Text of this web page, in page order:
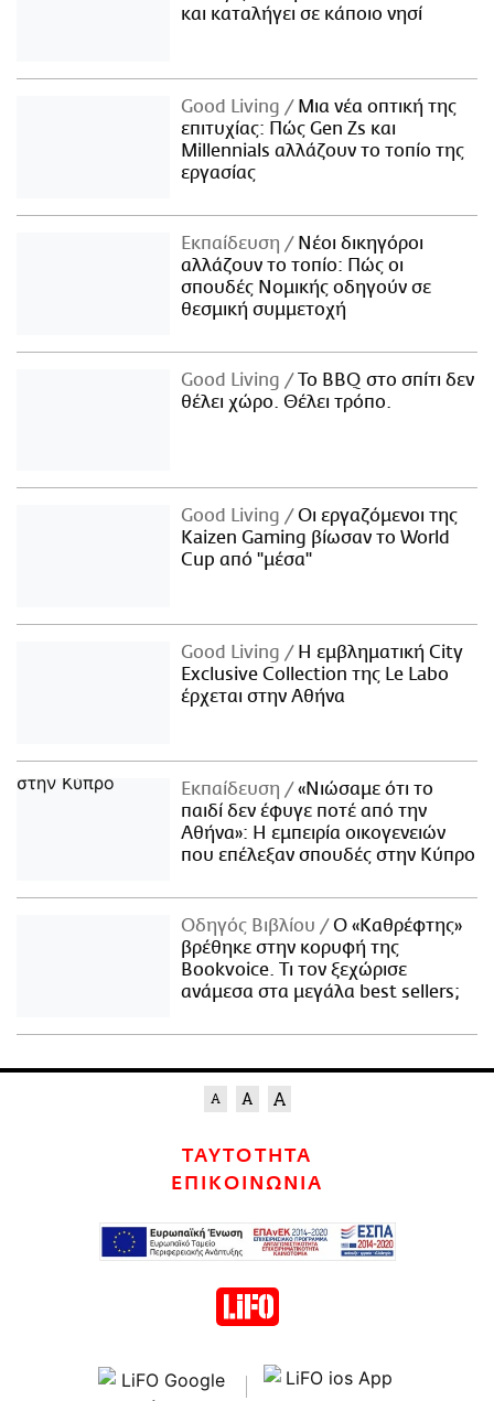
και καταλήγει σε κάποιο νησί
Good Living
Μια νέα οπτική της
επιτυχίας: Πώς Gen Zs και
Millennials αλλάζουν το τοπίο της
εργασίας
Εκπαίδευση
Νέοι δικηγόροι
αλλάζουν το τοπίο: Πώς οι
σπουδές Νομικής οδηγούν σε
θεσμική συμμετοχή
Good Living
Το BBQ στο σπίτι δεν
θέλει χώρο. Θέλει τρόπο.
Good Living
Οι εργαζόμενοι της
Kaizen Gaming βίωσαν το World
Cup από "μέσα"
Good Living
Η εμβληματική City
Exclusive Collection της Le Labo
έρχεται στην Αθήνα
Εκπαίδευση
«Νιώσαμε ότι το
παιδί δεν έφυγε ποτέ από την
Αθήνα»: Η εμπειρία οικογενειών
που επέλεξαν σπουδές στην Κύπρο
Οδηγός Βιβλίου
Ο «Καθρέφτης»
βρέθηκε στην κορυφή της
Bookvoice. Τι τον ξεχώρισε
ανάμεσα στα μεγάλα best sellers;
ΤΑΥΤΟΤΗΤΑ
ΕΠΙΚΟΙΝΩΝΙΑ